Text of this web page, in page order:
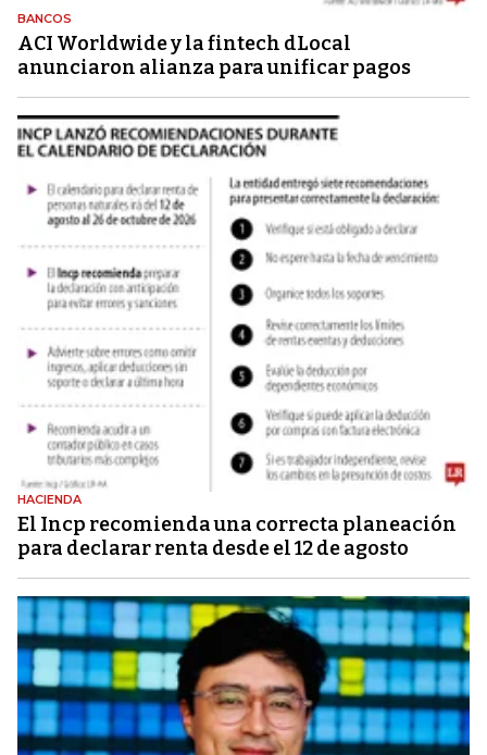
BANCOS
ACI Worldwide y la fintech dLocal
anunciaron alianza para unificar pagos
HACIENDA
El Incp recomienda una correcta planeación
para declarar renta desde el 12 de agosto